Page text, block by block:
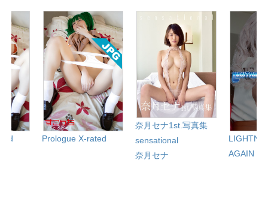
Prologue X-rated
奈月セナ1st.写真集
sensational
奈月セナ
AGAIN